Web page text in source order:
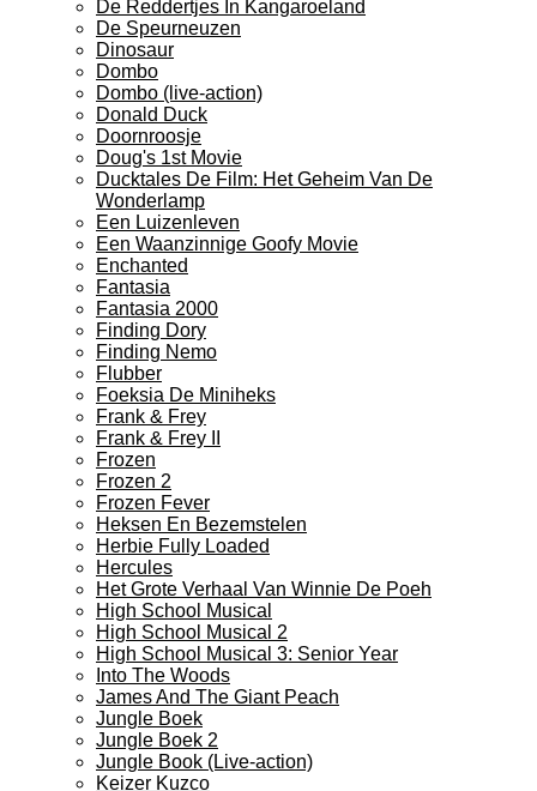
De Reddertjes In Kangaroeland
De Speurneuzen
Dinosaur
Dombo
Dombo (live-action)
Donald Duck
Doornroosje
Doug's 1st Movie
Ducktales De Film: Het Geheim Van De
Wonderlamp
Een Luizenleven
Een Waanzinnige Goofy Movie
Enchanted
Fantasia
Fantasia 2000
Finding Dory
Finding Nemo
Flubber
Foeksia De Miniheks
Frank & Frey
Frank & Frey II
Frozen
Frozen 2
Frozen Fever
Heksen En Bezemstelen
Herbie Fully Loaded
Hercules
Het Grote Verhaal Van Winnie De Poeh
High School Musical
High School Musical 2
High School Musical 3: Senior Year
Into The Woods
James And The Giant Peach
Jungle Boek
Jungle Boek 2
Jungle Book (Live-action)
Keizer Kuzco